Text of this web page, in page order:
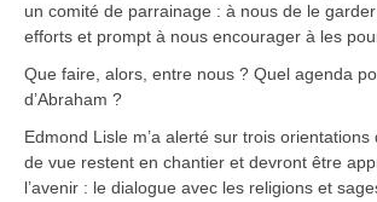
un comité de parrainage : à nous de le
efforts et prompt à nous encourager à les
Que faire, alors, entre nous ? Quel agenda
d’Abraham ?
Edmond Lisle m’a alerté sur trois
de vue restent en chantier et devront être
l’avenir : le dialogue avec les religions et